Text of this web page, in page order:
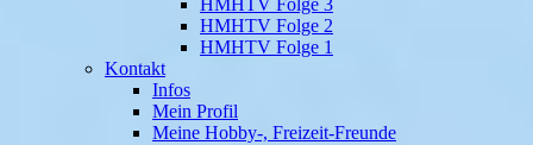
HMHTV Folge 3
HMHTV Folge 2
HMHTV Folge 1
Kontakt
Infos
Mein Profil
Meine Hobby-, Freizeit-Freunde